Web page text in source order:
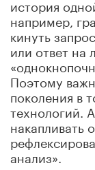
история
например,
кинуть
или ответ на
Поэтому
поколения в
технологий.
накапливать
анализ».